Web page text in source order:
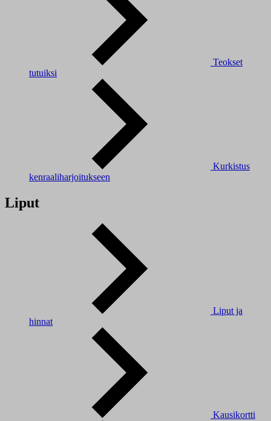
Teokset
tutuiksi
Kurkistus
kenraaliharjoitukseen
Liput
Liput ja
hinnat
Kausikortti